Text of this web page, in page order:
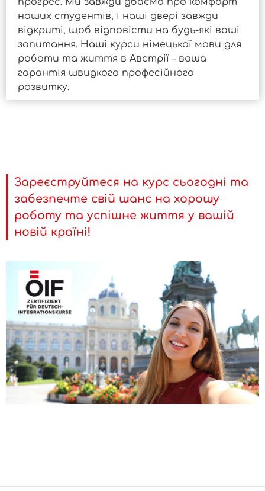
наших студентів, і наші двері завжди
відкриті, щоб відповісти на будь-які ваші
запитання. Наші курси німецької мови для
роботи та життя в Австрії – ваша
гарантія швидкого професійного
розвитку.
Зареєструйтеся на курс сьогодні та
забезпечте свій шанс на хорошу
роботу та успішне життя у вашій
новій країні!